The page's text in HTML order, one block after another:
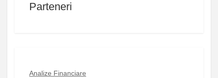
Parteneri
Analize Financiare